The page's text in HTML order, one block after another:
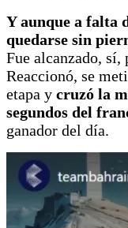
Y aunque a falta
quedarse sin
Fue alcanzado,
Reaccionó, se
etapa y cruzó la
segundos del
ganador del día.